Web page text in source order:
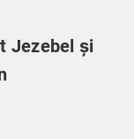
Jezebel și